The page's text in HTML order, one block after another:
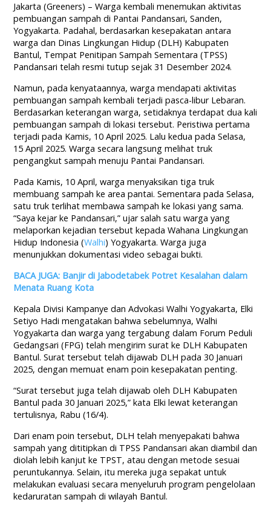
Jakarta (Greeners) – Warga kembali menemukan aktivitas
pembuangan sampah di Pantai Pandansari, Sanden,
Yogyakarta. Padahal, berdasarkan kesepakatan antara
warga dan Dinas Lingkungan Hidup (DLH) Kabupaten
Bantul, Tempat Penitipan Sampah Sementara (TPSS)
Pandansari telah resmi tutup sejak 31 Desember 2024.
Namun, pada kenyataannya, warga mendapati aktivitas
pembuangan sampah kembali terjadi pasca-libur Lebaran.
Berdasarkan keterangan warga, setidaknya terdapat dua kali
pembuangan sampah di lokasi tersebut. Peristiwa pertama
terjadi pada Kamis, 10 April 2025. Lalu kedua pada Selasa,
15 April 2025. Warga secara langsung melihat truk
pengangkut sampah menuju Pantai Pandansari.
Pada Kamis, 10 April, warga menyaksikan tiga truk
membuang sampah ke area pantai. Sementara pada Selasa,
satu truk terlihat membawa sampah ke lokasi yang sama.
“Saya kejar ke Pandansari,” ujar salah satu warga yang
melaporkan kejadian tersebut kepada Wahana Lingkungan
Hidup Indonesia (Walhi) Yogyakarta. Warga juga
menunjukkan dokumentasi video sebagai bukti.
BACA JUGA: Banjir di Jabodetabek Potret Kesalahan dalam
Menata Ruang Kota
Kepala Divisi Kampanye dan Advokasi Walhi Yogyakarta, Elki
Setiyo Hadi mengatakan bahwa sebelumnya, Walhi
Yogyakarta dan warga yang tergabung dalam Forum Peduli
Gedangsari (FPG) telah mengirim surat ke DLH Kabupaten
Bantul. Surat tersebut telah dijawab DLH pada 30 Januari
2025, dengan memuat enam poin kesepakatan penting.
“Surat tersebut juga telah dijawab oleh DLH Kabupaten
Bantul pada 30 Januari 2025,” kata Elki lewat keterangan
tertulisnya, Rabu (16/4).
Dari enam poin tersebut, DLH telah menyepakati bahwa
sampah yang dititipkan di TPSS Pandansari akan diambil dan
diolah lebih kanjut ke TPST, atau dengan metode sesuai
peruntukannya. Selain, itu mereka juga sepakat untuk
melakukan evaluasi secara menyeluruh program pengelolaan
kedaruratan sampah di wilayah Bantul.